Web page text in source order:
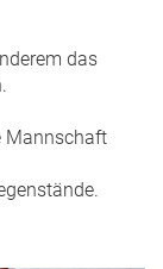
das
Mannschaft